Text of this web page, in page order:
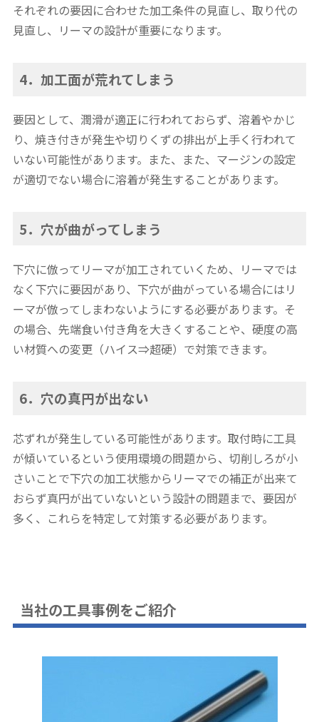
それぞれの要因に合わせた加工条件の見直し、取り代の
見直し、リーマの設計が重要になります。
4．加工面が荒れてしまう
要因として、潤滑が適正に行われておらず、溶着やかじ
り、焼き付きが発生や切りくずの排出が上手く行われて
いない可能性があります。また、また、マージンの設定
が適切でない場合に溶着が発生することがあります。
5．穴が曲がってしまう
下穴に倣ってリーマが加工されていくため、リーマでは
なく下穴に要因があり、下穴が曲がっている場合にはリ
ーマが倣ってしまわないようにする必要があります。そ
の場合、先端食い付き角を大きくすることや、硬度の高
い材質への変更（ハイス⇒超硬）で対策できます。
6．穴の真円が出ない
芯ずれが発生している可能性があります。取付時に工具
が傾いているという使用環境の問題から、切削しろが小
さいことで下穴の加工状態からリーマでの補正が出来て
おらず真円が出ていないという設計の問題まで、要因が
多く、これらを特定して対策する必要があります。
当社の工具事例をご紹介